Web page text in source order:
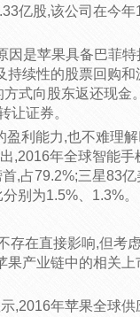
亿股,该公司在今
因是苹果具备巴菲
续性的股票回购
式向股东返还现金
让证券。
利能力,也不难理
,2016年全球智能
,占79.2%;三星83
别为1.5%、1.3%。
在直接影响,但考
果产业链中的相关
,2016年苹果全球